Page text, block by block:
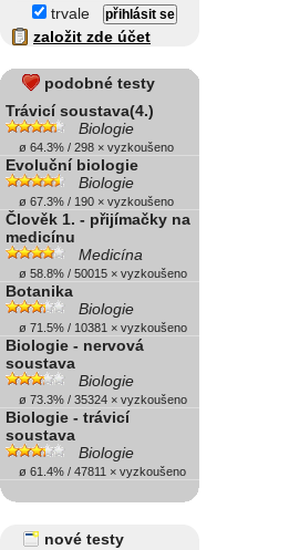
trvale
založit zde účet
podobné testy
Trávicí soustava(4.)
Biologie
ø 64.3% / 298 × vyzkoušeno
Evoluční biologie
Biologie
ø 67.3% / 190 × vyzkoušeno
Člověk 1. - přijímačky na
medicínu
Medicína
ø 58.8% / 50015 × vyzkoušeno
Botanika
Biologie
ø 71.5% / 10381 × vyzkoušeno
Biologie - nervová
soustava
Biologie
ø 73.3% / 35324 × vyzkoušeno
Biologie - trávicí
soustava
Biologie
ø 61.4% / 47811 × vyzkoušeno
nové testy